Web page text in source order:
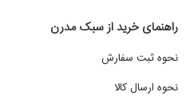
راهنمای خرید از سبک مدرن
نحوه ثبت سفارش
نحوه ارسال کالا